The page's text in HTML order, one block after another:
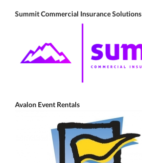
Summit Commercial Insurance Solutions
Avalon Event Rentals